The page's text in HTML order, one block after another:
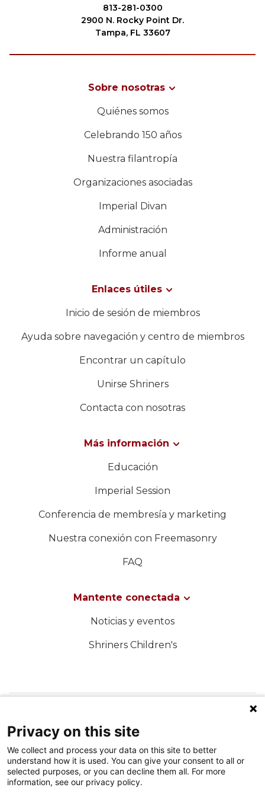
Define tu camino
Noticias y eventos
Centro de miembros
LIDERAZGO
WOMEN IMPACTING CARE
813-281-0300
2900 N. Rocky Point Dr.
Tampa, FL 33607
Sobre nosotras
Quiénes somos
Celebrando 150 años
Nuestra filantropía
Organizaciones asociadas
Imperial Divan
Administración
Informe anual
Enlaces útiles
Inicio de sesión de miembros
Ayuda sobre navegación y centro de miembros
Encontrar un capítulo
Unirse Shriners
Contacta con nosotras
Más información
Educación
Imperial Session
Conferencia de membresía y marketing
Nuestra conexión con Freemasonry
FAQ
Mantente conectada
Noticias y eventos
Shriners Children's
Privacy on this site
We collect and process your data on this site to better
understand how it is used. You can give your consent to all or
selected purposes, or you can decline them all. For more
information, see our privacy policy.